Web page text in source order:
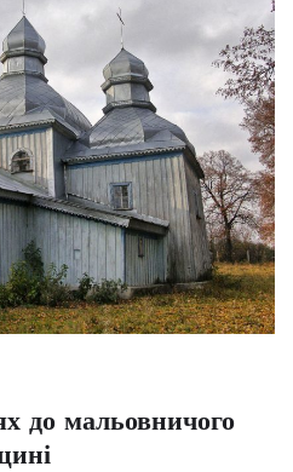
до мальовничого